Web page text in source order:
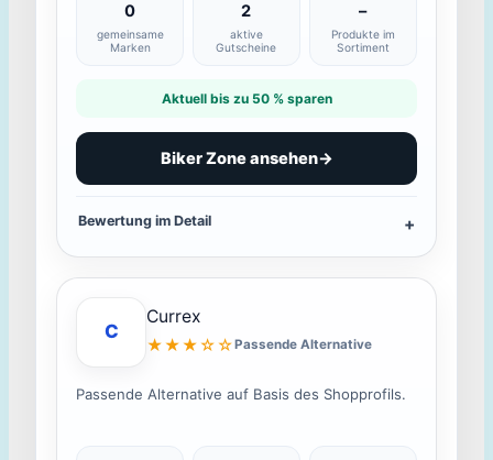
0
gemeinsame
Marken
2
aktive
Gutscheine
–
Produkte im
Sortiment
Aktuell bis zu 50 % sparen
Biker Zone ansehen→
Bewertung im Detail
C
Currex
★★★☆☆Passende Alternative
Passende Alternative auf Basis des Shopprofils.